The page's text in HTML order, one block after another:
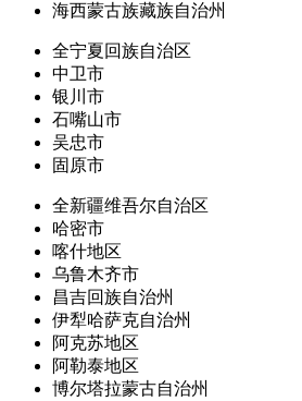
海西蒙古族藏族自治州
全宁夏回族自治区
中卫市
银川市
石嘴山市
吴忠市
固原市
全新疆维吾尔自治区
哈密市
喀什地区
乌鲁木齐市
昌吉回族自治州
伊犁哈萨克自治州
阿克苏地区
阿勒泰地区
博尔塔拉蒙古自治州